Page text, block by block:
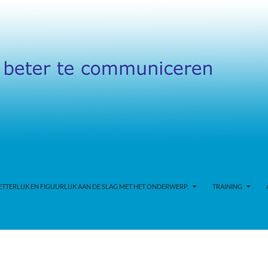
EN FIGUURLIJK AAN DE SLAG MET HET ONDERWERP. TRAINING